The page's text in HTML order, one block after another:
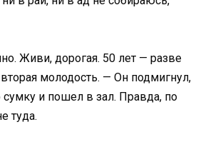
Живи, дорогая. 50 лет — разве
вторая молодость. — Он подмигнул,
сумку и пошел в зал. Правда, по
туда.